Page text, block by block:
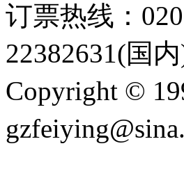
订票热线：
22382631(国
Copyright ©